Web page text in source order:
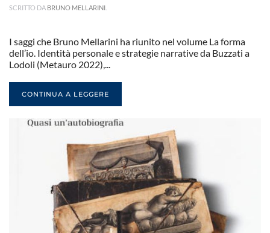
SCRITTO DA BRUNO MELLARINI
I saggi che Bruno Mellarini ha riunito nel volume La forma
dell’io. Identità personale e strategie narrative da Buzzati a
Lodoli (Metauro 2022),...
CONTINUA A LEGGERE